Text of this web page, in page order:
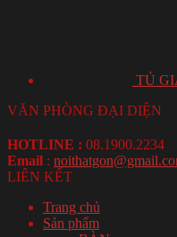
TỦ
VĂN PHÒNG ĐẠI DIỆN
HOTLINE : 08.1900.2234
Email :
LIÊN KẾT
Trang chủ
Sản phẩm